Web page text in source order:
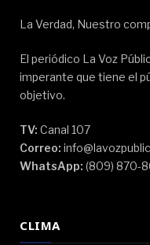
La Verdad, Nuestro
El periódico La Voz
imperante que tiene el
objetivo.
TV: Canal 107
Correo:
WhatsApp: (809) 870-
CLIMA